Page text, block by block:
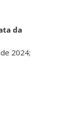
da
2024;